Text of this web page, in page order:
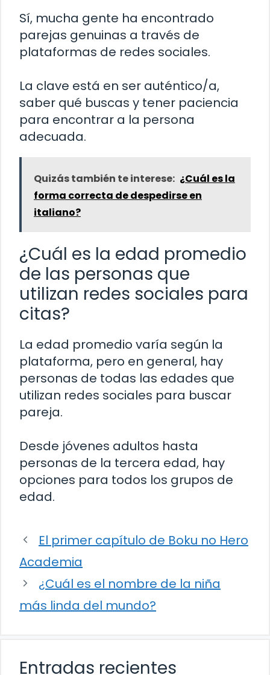
Sí, mucha gente ha encontrado
parejas genuinas a través de
plataformas de redes sociales.
La clave está en ser auténtico/a,
saber qué buscas y tener paciencia
para encontrar a la persona
adecuada.
Quizás también te interese: ¿Cuál es la
forma correcta de despedirse en
italiano?
¿Cuál es la edad promedio
de las personas que
utilizan redes sociales para
citas?
La edad promedio varía según la
plataforma, pero en general, hay
personas de todas las edades que
utilizan redes sociales para buscar
pareja.
Desde jóvenes adultos hasta
personas de la tercera edad, hay
opciones para todos los grupos de
edad.
El primer capítulo de Boku no Hero
Academia
¿Cuál es el nombre de la niña
más linda del mundo?
Entradas recientes